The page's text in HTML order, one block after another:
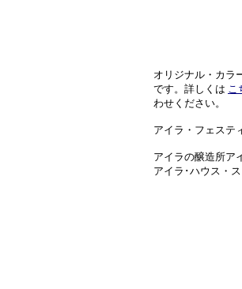
オリジナル・カラ
です。詳しくは こ
わせください。
アイラ・フェステ
アイラの醸造所ア
アイラ･ハウス・